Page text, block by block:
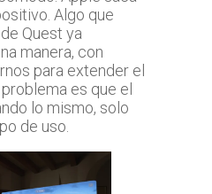
Algo que
Quest ya
manera, con
para extender el
es que el
lo mismo, solo
de uso.